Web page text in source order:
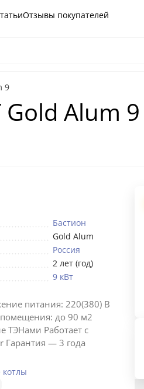
Отзывы покупателей
9
Gold Alum 9
Бастион
Gold Alum
Россия
2 лет (год)
9 кВт
питания: 220(380) В
до 90 м2
ТЭНами Работает с
Гарантия — 3 года
котлы